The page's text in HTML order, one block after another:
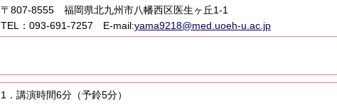
〒807-8555 福岡県北九州市八幡西区医生ヶ丘1-1
TEL：093-691-7257 E-mail:yama9218@med.uoeh-u.ac.jp
1．講演時間6分（予鈴5分）